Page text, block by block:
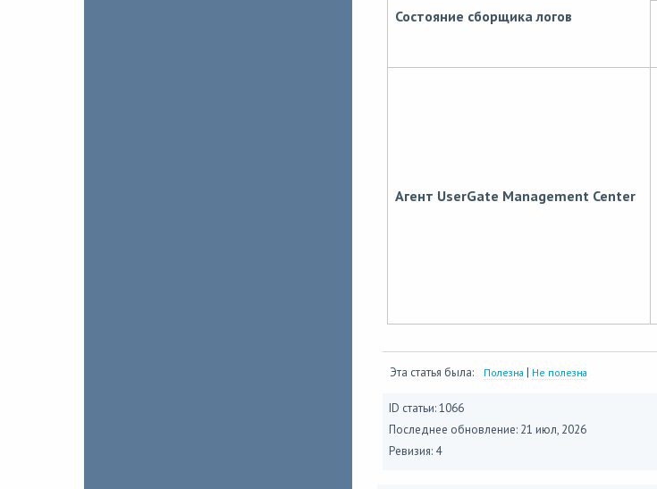
Состояние сборщика логов
Агент UserGate Management Center
Эта статья была: Полезна | Не полезна
ID статьи: 1066
Последнее обновление: 21 июл, 2026
Ревизия: 4